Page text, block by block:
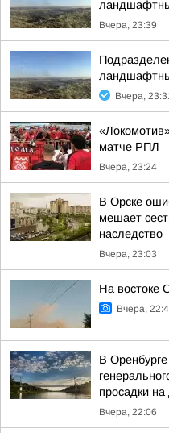
Вчера, 23:39
Вчера,
матче РПЛ
Вчера, 23:24
В Орске
мешает
наследство
Вчера, 23:03
На востоке
Вчера,
В
просадки на
Вчера, 22:06